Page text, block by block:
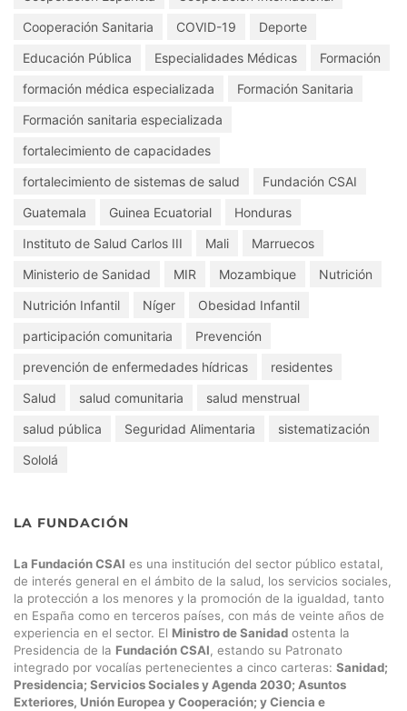
Cooperación Sanitaria
COVID-19
Deporte
Educación Pública
Especialidades Médicas
Formación
formación médica especializada
Formación Sanitaria
Formación sanitaria especializada
fortalecimiento de capacidades
fortalecimiento de sistemas de salud
Fundación CSAI
Guatemala
Guinea Ecuatorial
Honduras
Instituto de Salud Carlos III
Mali
Marruecos
Ministerio de Sanidad
MIR Mozambique
Nutrición
Nutrición Infantil
Níger
Obesidad Infantil
participación comunitaria
Prevención
prevención de enfermedades hídricas
residentes
Salud
salud comunitaria
salud menstrual
salud pública
Seguridad Alimentaria
sistematización
Sololá
LA FUNDACIÓN
La Fundación CSAI es una institución del sector público estatal,
de interés general en el ámbito de la salud, los servicios sociales,
la protección a los menores y la promoción de la igualdad, tanto
en España como en terceros países, con más de veinte años de
experiencia en el sector. El Ministro de Sanidad ostenta la
Presidencia de la Fundación CSAI, estando su Patronato
integrado por vocalías pertenecientes a cinco carteras: Sanidad;
Presidencia; Servicios Sociales y Agenda 2030; Asuntos
Exteriores, Unión Europea y Cooperación; y Ciencia e